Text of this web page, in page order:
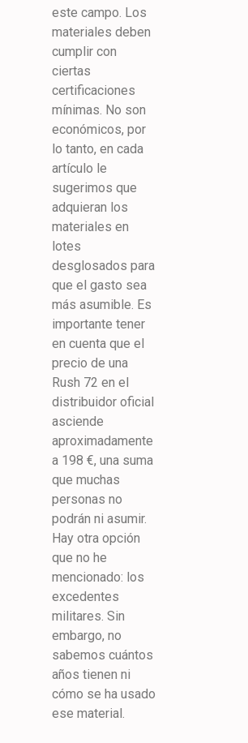
este campo. Los
materiales deben
cumplir con
ciertas
certificaciones
mínimas. No son
económicos, por
lo tanto, en cada
artículo le
sugerimos que
adquieran los
materiales en
lotes
desglosados para
que el gasto sea
más asumible. Es
importante tener
en cuenta que el
precio de una
Rush 72 en el
distribuidor oficial
asciende
aproximadamente
a 198 €, una suma
que muchas
personas no
podrán ni asumir.
Hay otra opción
que no he
mencionado: los
excedentes
militares. Sin
embargo, no
sabemos cuántos
años tienen ni
cómo se ha usado
ese material.